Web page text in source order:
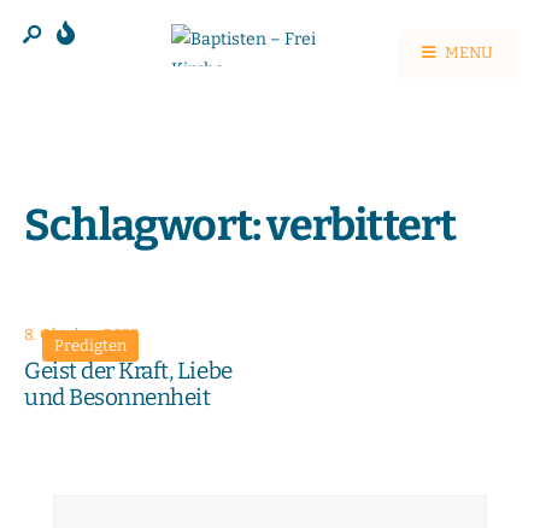
MENU
Schlagwort:verbittert
Predigten
8. Oktober 2023
Geist der Kraft, Liebe
und Besonnenheit